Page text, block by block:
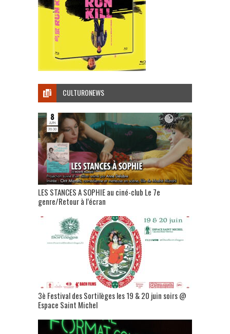
CULTURONEWS
LES STANCES A SOPHIE au ciné-club Le 7e
genre/Retour à l’écran
3è Festival des Sortilèges les 19 & 20 juin soirs @
Espace Saint Michel